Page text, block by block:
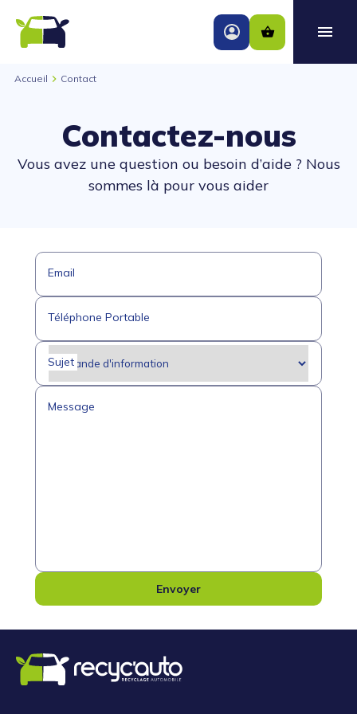
Accueil Contact
Contactez-nous
Vous avez une question ou besoin d’aide ? Nous
sommes là pour vous aider
Email
Téléphone Portable
Sujet
Message
Envoyer